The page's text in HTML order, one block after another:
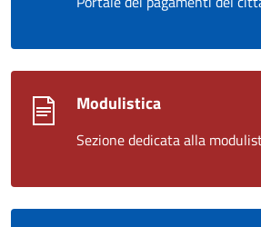
Modulistica
Sezione dedicata alla